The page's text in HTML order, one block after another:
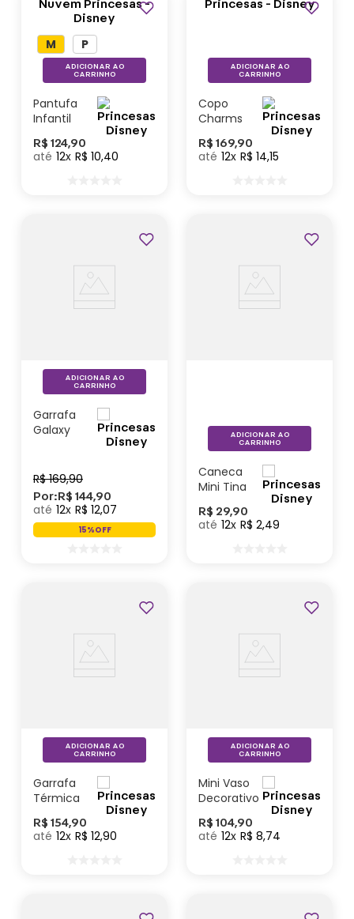
Lançamentos
Pantufa
Infantil
Princesas
- Disney
R$ 124,90
12 R$ 10,40
M P
ADICIONAR AO
CARRINHO
Copo
Charms
- Disney
R$ 169,90
12 R$ 14,15
ADICIONAR AO
CARRINHO
Garrafa
Galaxy
R$ 169,90
Por:R$ 144,90
12 R$ 12,07
15%OFF
ADICIONAR AO
CARRINHO
Caneca
Mini Tina
Neve
Golden -
R$ 29,90
12 R$ 2,49
ADICIONAR AO
CARRINHO
Garrafa
Térmica
Princesas
– Disney
R$ 154,90
12 R$ 12,90
ADICIONAR AO
CARRINHO
Mini Vaso
Decorativo
– Disney
R$ 104,90
12 R$ 8,74
ADICIONAR AO
CARRINHO